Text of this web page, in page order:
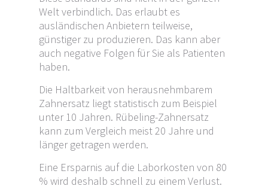
Welt verbindlich. Das erlaubt es
ausländischen Anbietern teilweise,
günstiger zu produzieren. Das kann aber
auch negative Folgen für Sie als Patienten
haben.
Die Haltbarkeit von herausnehmbarem
Zahnersatz liegt statistisch zum Beispiel
unter 10 Jahren. Rübeling-Zahnersatz
kann zum Vergleich meist 20 Jahre und
länger getragen werden.
Eine Ersparnis auf die Laborkosten von 80
% wird deshalb schnell zu einem Verlust.